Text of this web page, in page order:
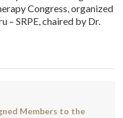
Congress, organized
– SRPE, chaired by Dr.
Members to the